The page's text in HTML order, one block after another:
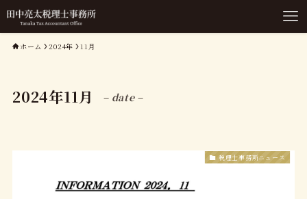
ホーム 2024年 11月
2024年11月 – date –
税理士事務所ニュース